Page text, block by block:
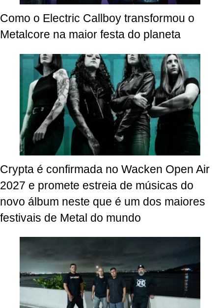
Como o Electric Callboy transformou o
Metalcore na maior festa do planeta
Crypta é confirmada no Wacken Open Air
2027 e promete estreia de músicas do
novo álbum neste que é um dos maiores
festivais de Metal do mundo